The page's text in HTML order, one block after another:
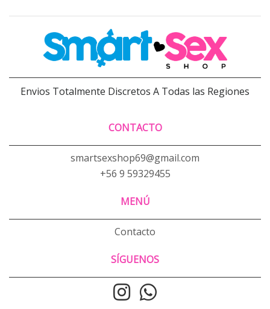
Envios Totalmente Discretos A Todas las Regiones
CONTACTO
smartsexshop69@gmail.com
+56 9 59329455
MENÚ
Contacto
SÍGUENOS